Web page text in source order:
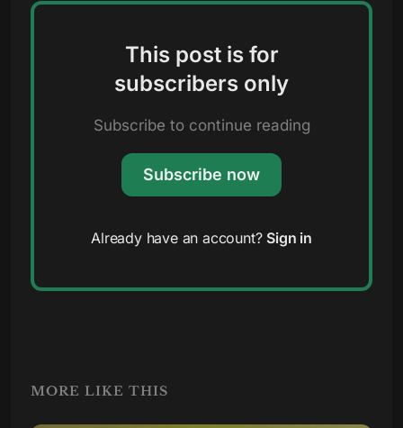
This post is for
subscribers only
Subscribe to continue reading
Subscribe now
Already have an account? Sign in
MORE LIKE THIS